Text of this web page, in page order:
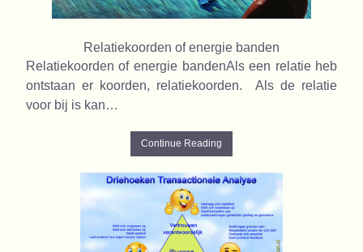
Relatiekoorden of energie banden
Relatiekoorden of energie bandenAls een relatie heb
ontstaan er koorden, relatiekoorden. Als de relatie
voor bij is kan…
Continue Reading